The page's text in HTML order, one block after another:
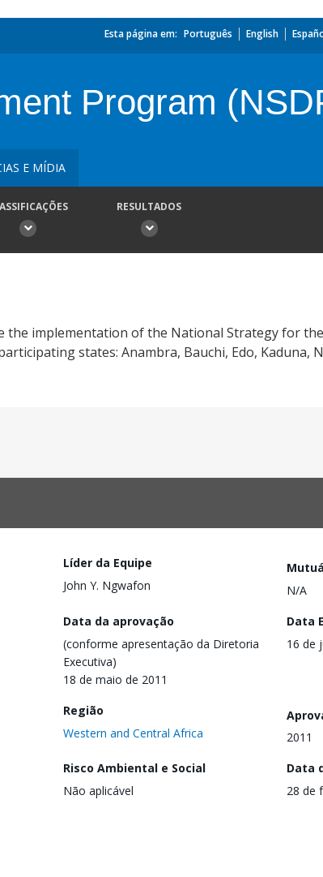
Esta página em: Português English
Program
E MÍDIA
RESULTADOS
the implementation of the National Strategy for the
states: Anambra, Bauchi, Edo, Kaduna,
Líder da Equipe
John Y. Ngwafon
N/A
Data da aprovação
(conforme apresentação da Diretoria
Executiva)
18 de maio de 2011
Data
16 de
Região
Western and Central Africa
2011
Risco Ambiental e Social
Não aplicável
Data
28 de